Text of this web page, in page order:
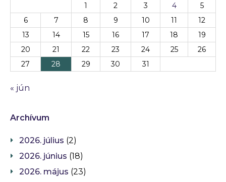
1 2 3 4
5
6
7 8 9 10 11
12
13
14 15 16 17 18
19
20
21 22 23 24 25
26
27
28 29 30 31
« jún
Archívum
2026. július (2)
2026. június (18)
2026. május (23)